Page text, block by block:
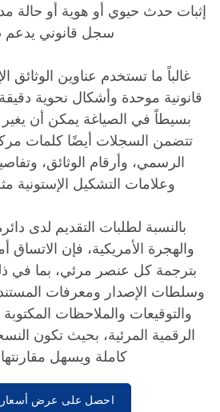
إثبات حدث حيوي أو هوية أو حالة
سجل قانوني يدعم
غالباً ما تستخدم عناوين
قانونية موحدة وأشكال نحوية
بسيطاً في الصياغة يمكن أن يغير
تتضمن السجلات أيضًا كلمات
الرسمي، وأرقام الوثائق،
وعلامات التشكيل الإستونية
بالنسبة لطلبات التقديم لدى
والهجرة الأمريكية، فإن الاتساق
بترجمة كل عنصر مرئي، بما في
وسلطات الإصدار ومعرفات
والتوقيعات والملاحظات
الرقمية المرئية، بحيث تكون
كاملة ويسهل
احصل على عرض أسعار